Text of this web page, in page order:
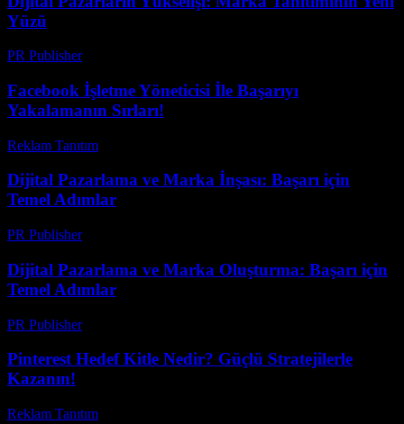
Yüzü
PR Publisher-
Facebook İşletme Yöneticisi İle Başarıyı
Yakalamanın Sırları!
Reklam Tanıtım
Dijital Pazarlama ve Marka İnşası: Başarı için
Temel Adımlar
PR Publisher-
Dijital Pazarlama ve Marka Oluşturma: Başarı için
Temel Adımlar
PR Publisher-
Pinterest Hedef Kitle Nedir? Güçlü Stratejilerle
Kazanın!
Reklam Tanıtım